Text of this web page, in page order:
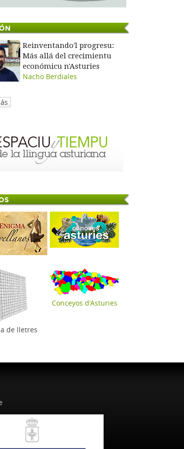
Reinventando'l progresu:
Más allá del crecimientu
económicu n'Asturies
Nacho Berdiales
de lletres
Conceyos d'Asturies